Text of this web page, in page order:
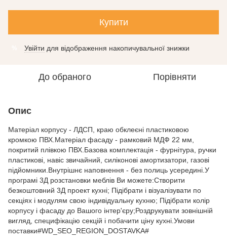
Купити
Увійти для відображення накопичувальної знижки
До обраного Порівняти
Опис
Матеріал корпусу - ЛДСП, краю обклеєні пластиковою
кромкою ПВХ.Матеріал фасаду - рамковий МДФ 22 мм,
покритий плівкою ПВХ.Базова комплектація - фурнітура, ручки
пластикові, навіс звичайний, силіконові амортизатори, газові
підйомники.Внутрішнє наповнення - без полиць усередині.У
програмі 3Д розстановки меблів Ви можете:Створити
безкоштовний 3Д проект кухні; Підібрати і візуалізувати по
секціях і модулям свою індивідуальну кухню; Підібрати колір
корпусу і фасаду до Вашого інтер'єру;Роздрукувати зовнішній
вигляд, специфікацію секцій і побачити ціну кухні.Умови
поставки#WD_SEO_REGION_DOSTAVKA#